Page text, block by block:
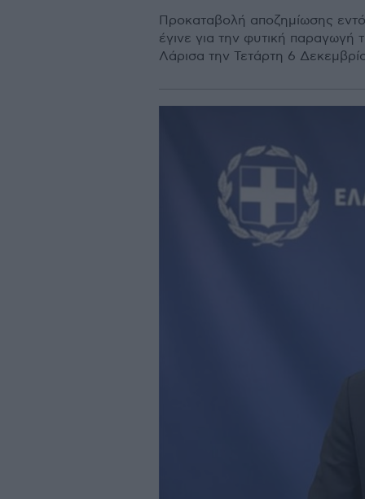
Προκαταβολή αποζημίωσης
έγινε για την φυτική παραγωγή
Λάρισα την Τετάρτη 6